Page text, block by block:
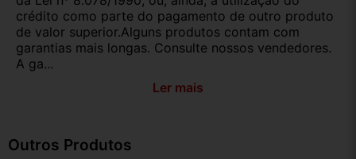
crédito como parte do pagamento de outro produto
de valor superior.Alguns produtos contam com
garantias mais longas. Consulte nossos vendedores.
A ga...
Ler mais
Outros Produtos